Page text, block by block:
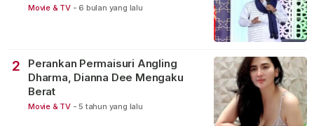
Movie & TV - 6 bulan yang lalu
2
Perankan Permaisuri Angling
Dharma, Dianna Dee Mengaku
Berat
Movie & TV - 5 tahun yang lalu